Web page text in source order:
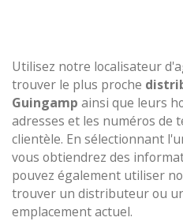
Utilisez notre localisateur
trouver le plus proche
Guingamp ainsi que leurs
adresses et les numéros de
clientèle. En sélectionnant
vous obtiendrez des
pouvez également utiliser
trouver un distributeur ou
emplacement actuel.